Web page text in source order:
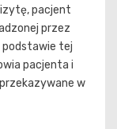
pacjent
przez
tej
pacjenta i
w